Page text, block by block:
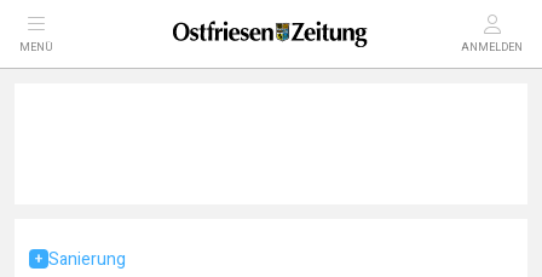
MENÜ ANMELDEN
Sanierung